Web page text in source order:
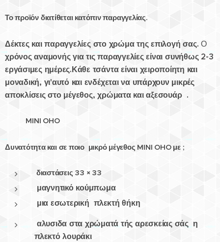
Τοπροϊόν διατίθεται κατόπινπαραγγελίας.
Δέκτες και παραγγελίες στο χρώμα της επιλογή σας. Ο
χρόνος αναμονής για τις παραγγελίες είναι συνήθως 2-3
εργάσιμες ημέρες.Κάθε τσάντα είναι χειροποίητη και
μοναδική, γι'αυτό και ενδέχεται να υπάρχουν μικρές
αποκλίσεις στο μέγεθος, χρώματα και αξεσουάρ .
MINI OHO
Δυνατότητα και σε ποιο μικρό μέγεθος MINI OHO με ;
διαστάσεις 33 × 33
μαγνητικό κούμπωμα
μια εσωτερική πλεκτή θήκη
αλυσιδα στα χρώματά τής αρεσκείας σάς η
πλεκτό λουράκι